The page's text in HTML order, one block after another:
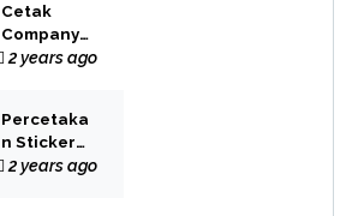
Cetak
Company
Profile Bekasi
2 years ago
Percetaka
n Sticker
Label
2 years ago